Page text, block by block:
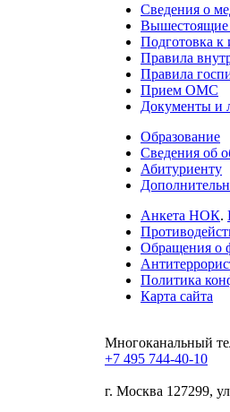
Сведения о
Вышестоящие
Подготовка к
Правила
Правила
Прием ОМС
Документы и
Образование
Сведения об
Абитуриенту
Анкета НОК.
Обращения о
Политика
Карта сайта
Многоканальный
+7 495 744-40-10
г. Москва 127299,